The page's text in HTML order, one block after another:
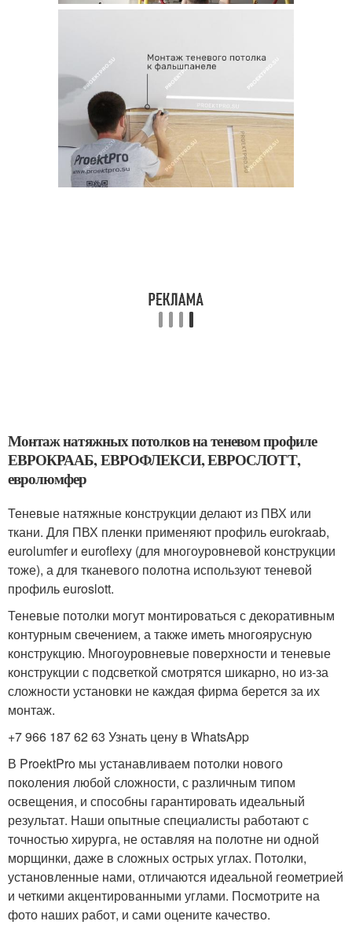
Монтаж натяжных потолков на теневом профиле
ЕВРОКРААБ, ЕВРОФЛЕКСИ, ЕВРОСЛОТТ,
евролюмфер
Теневые натяжные конструкции делают из ПВХ или
ткани. Для ПВХ пленки применяют профиль eurokraab,
eurolumfer и euroflexy (для многоуровневой конструкции
тоже), а для тканевого полотна используют теневой
профиль euroslott.
Теневые потолки могут монтироваться с декоративным
контурным свечением, а также иметь многоярусную
конструкцию. Многоуровневые поверхности и теневые
конструкции с подсветкой смотрятся шикарно, но из-за
сложности установки не каждая фирма берется за их
монтаж.
+7 966 187 62 63 Узнать цену в WhatsApp
В ProektPro мы устанавливаем потолки нового
поколения любой сложности, с различным типом
освещения, и способны гарантировать идеальный
результат. Наши опытные специалисты работают с
точностью хирурга, не оставляя на полотне ни одной
морщинки, даже в сложных острых углах. Потолки,
установленные нами, отличаются идеальной геометрией
и четкими акцентированными углами. Посмотрите на
фото наших работ, и сами оцените качество.